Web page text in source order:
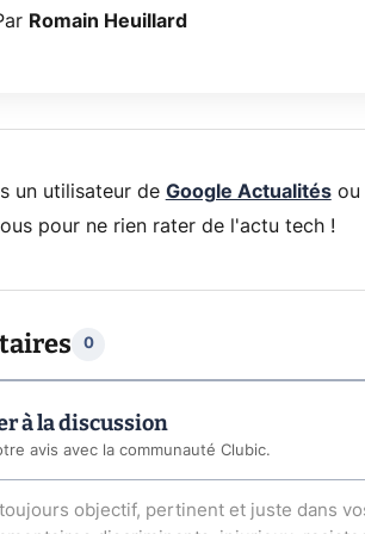
Romain Heuillard
un utilisateur de Google Actualitésou
pour ne rien rater de l'actu tech !
0
à la discussion
avis avec la communauté Clubic.